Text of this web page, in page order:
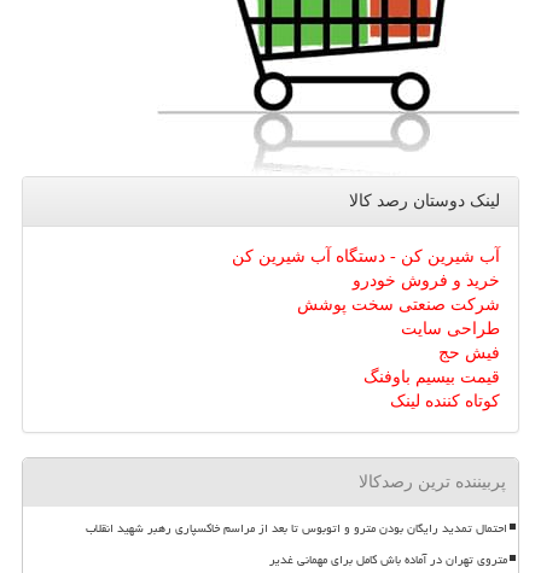
لینک دوستان رصد كالا
آب شیرین کن - دستگاه آب شیرین کن
خرید و فروش خودرو
شرکت صنعتی سخت پوشش
طراحی سایت
فیش حج
قیمت بیسیم باوفنگ
کوتاه کننده لینک
پربیننده ترین رصدکالا
احتمال تمدید رایگان بودن مترو و اتوبوس تا بعد از مراسم خاکسپاری رهبر شهید انقلاب
متروی تهران در آماده باش کامل برای مهمانی غدیر